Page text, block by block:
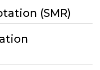
(SMR)